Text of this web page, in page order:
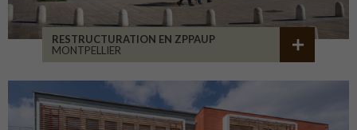
RESTRUCTURATION EN ZPPAUP
MONTPELLIER